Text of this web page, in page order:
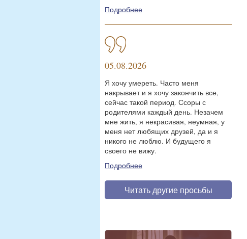
Подробнее
05.08.2026
Я хочу умереть. Часто меня
накрывает и я хочу закончить все,
сейчас такой период. Ссоры с
родителями каждый день. Незачем
мне жить, я некрасивая, неумная, у
меня нет любящих друзей, да и я
никого не люблю. И будущего я
своего не вижу.
Подробнее
Читать другие просьбы